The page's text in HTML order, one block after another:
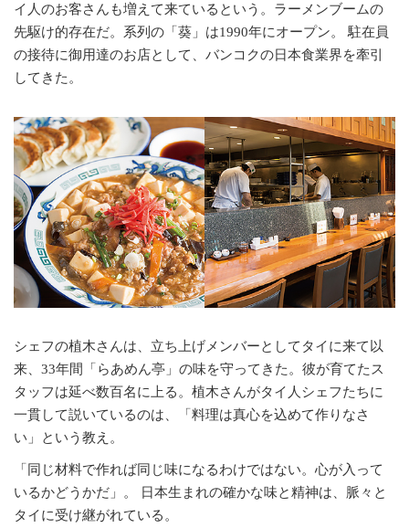
イ人のお客さんも増えて来ているという。ラーメンブームの
先駆け的存在だ。系列の「葵」は1990年にオープン。 駐在員
の接待に御用達のお店として、バンコクの日本食業界を牽引
してきた。
シェフの植木さんは、立ち上げメンバーとしてタイに来て以
来、33年間「らあめん亭」の味を守ってきた。彼が育てたス
タッフは延べ数百名に上る。植木さんがタイ人シェフたちに
一貫して説いているのは、「料理は真心を込めて作りなさ
い」という教え。
「同じ材料で作れば同じ味になるわけではない。心が入って
いるかどうかだ」。 日本生まれの確かな味と精神は、脈々と
タイに受け継がれている。